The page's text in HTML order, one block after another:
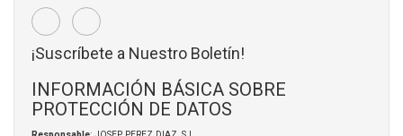
¡Suscríbete a Nuestro Boletín!
INFORMACIÓN BÁSICA SOBRE
PROTECCIÓN DE DATOS